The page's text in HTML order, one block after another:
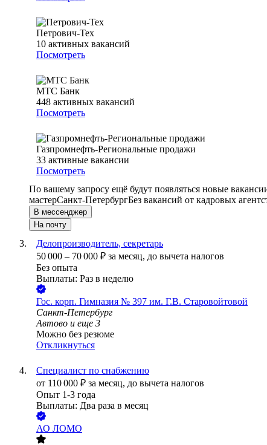
Петрович-Тех
10 активных вакансий
Посмотреть
МТС Банк
448 активных вакансий
Посмотреть
Газпромнефть-Региональные продажи
33 активные вакансии
Посмотреть
По вашему запросу ещё будут появляться новые
мастерСанкт-ПетербургБез вакансий от кадровых
В мессенджер
На почту
Делопроизводитель, секретарь
50 000 – 70 000 ₽ за месяц, до вычета налогов
Без опыта
Выплаты: Раз в неделю
Гос. корп. Гимназия № 397 им. Г.В. Старовойтовой
Санкт-Петербург
Автово и еще 3
Можно без резюме
Откликнуться
Специалист по снабжению
от 110 000 ₽ за месяц, до вычета налогов
Опыт 1-3 года
Выплаты: Два раза в месяц
АО ЛОМО